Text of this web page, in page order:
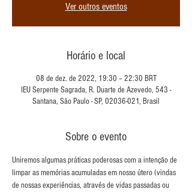
Ver outros eventos
Horário e local
08 de dez. de 2022, 19:30 – 22:30 BRT
IEU Serpente Sagrada, R. Duarte de Azevedo, 543 -
Santana, São Paulo - SP, 02036-021, Brasil
Sobre o evento
Uniremos algumas práticas poderosas com a intenção de
limpar as memórias acumuladas em nosso útero (vindas
de nossas experiências, através de vidas passadas ou